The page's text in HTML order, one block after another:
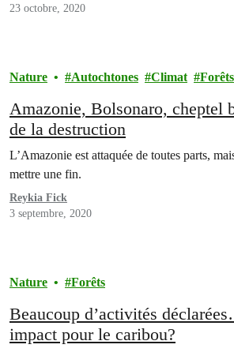
23 octobre, 2020
Nature Autochtones Climat Forêts
Amazonie, Bolsonaro, cheptel
de la destruction
L’Amazonie est attaquée de toutes parts,
mettre une fin.
Reykia Fick
3 septembre, 2020
Nature Forêts
Beaucoup d’activités
impact pour le caribou?